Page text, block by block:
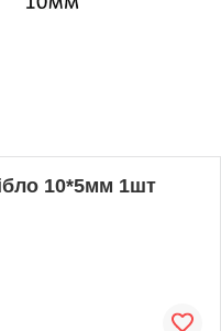
10*5мм 1шт